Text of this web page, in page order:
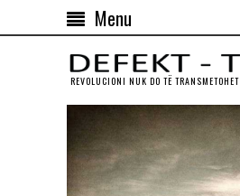
Menu
REVOLUCIONI NUK DO TЁ TRANSMETOHET